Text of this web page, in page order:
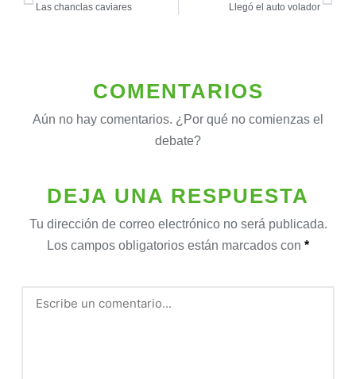
Las chanclas caviares Llegó el auto volador
COMENTARIOS
Aún no hay comentarios. ¿Por qué no comienzas el
debate?
DEJA UNA RESPUESTA
Tu dirección de correo electrónico no será publicada.
Los campos obligatorios están marcados con *